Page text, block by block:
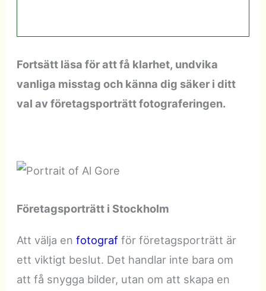
Fortsätt läsa för att få klarhet, undvika
vanliga misstag och känna dig säker i ditt
val av företagsporträtt fotograferingen.
Företagsporträtt i Stockholm
Att välja enfotograf för företagsporträtt är
ett viktigt beslut. Det handlar inte bara om
att få snygga bilder, utan om att skapa en